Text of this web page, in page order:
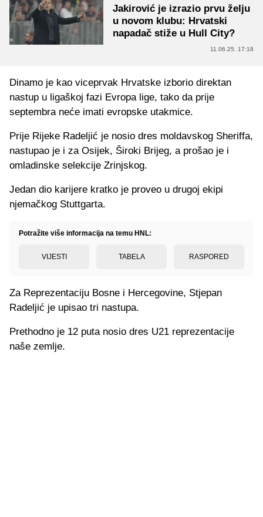
Jakirović je izrazio prvu želju
u novom klubu: Hrvatski
napadač stiže u Hull City?
11.06.25. 17:18
Dinamo je kao viceprvak Hrvatske izborio direktan
nastup u ligaškoj fazi Evropa lige, tako da prije
septembra neće imati evropske utakmice.
Prije Rijeke Radeljić je nosio dres moldavskog Sheriffa,
nastupao je i za Osijek, Široki Brijeg, a prošao je i
omladinske selekcije Zrinjskog.
Jedan dio karijere kratko je proveo u drugoj ekipi
njemačkog Stuttgarta.
Potražite više informacija na temu HNL:
VIJESTI TABELA RASPORED
Za Reprezentaciju Bosne i Hercegovine, Stjepan
Radeljić je upisao tri nastupa.
Prethodno je 12 puta nosio dres U21 reprezentacije
naše zemlje.